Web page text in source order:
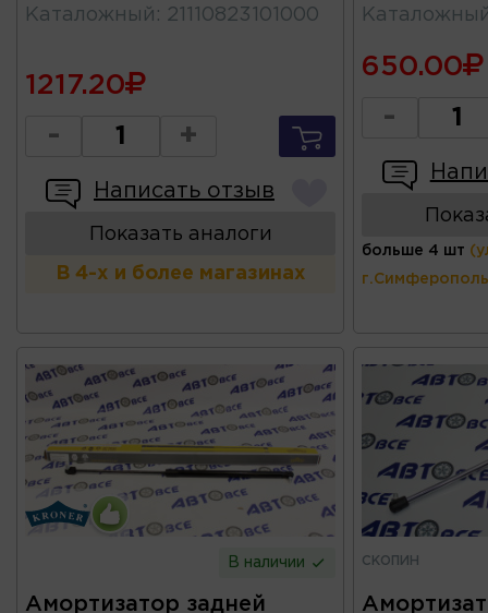
Каталожный : 21110823101000
1217.20
- +
Написать отзыв
Показать аналоги
В 4-х и более магазинах
650.00
-
больше 4 шт
В наличии
Амортизатор задней
СКОПИН